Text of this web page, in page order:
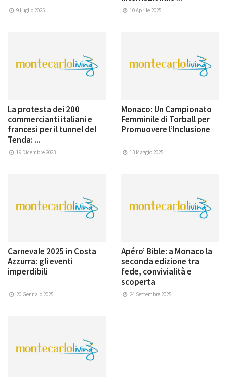
9 Luglio 2025 10 Aprile 2025
La protesta dei 200
commercianti italiani e
francesi per il tunnel del
Tenda: ...
19 Dicembre 2023
Monaco: Un Campionato
Femminile di Torball per
Promuovere l’Inclusione
13 Maggio 2025
Carnevale 2025 in Costa
Azzurra: gli eventi
imperdibili
20 Gennaio 2025
Apéro’ Bible: a Monaco la
seconda edizione tra
fede, convivialità e
scoperta
24 Settembre 2025